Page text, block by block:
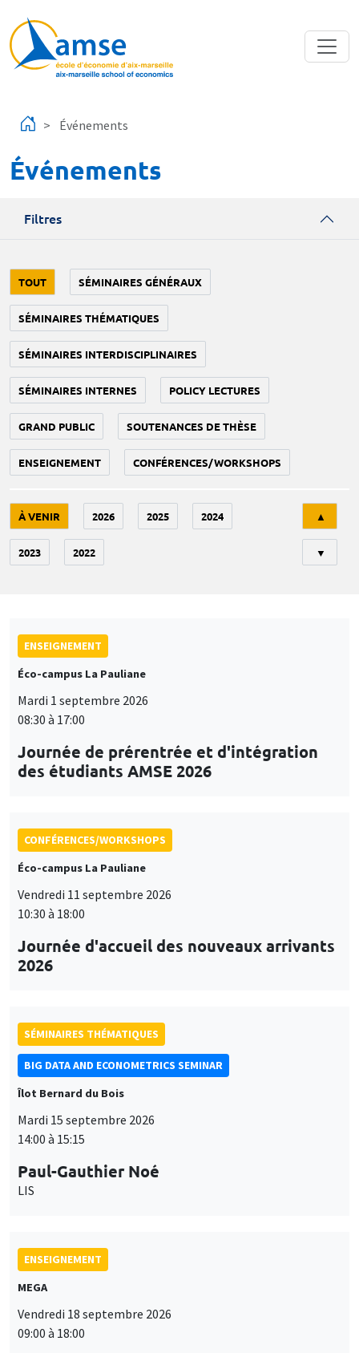
Événements
Événements
Filtres
TOUT SÉMINAIRES GÉNÉRAUX
SÉMINAIRES THÉMATIQUES
SÉMINAIRES INTERDISCIPLINAIRES
SÉMINAIRES INTERNES POLICY LECTURES
GRAND PUBLIC SOUTENANCES DE THÈSE
ENSEIGNEMENT CONFÉRENCES/WORKSHOPS
À VENIR 2026 2025 2024
2023 2022
▲
▼
ENSEIGNEMENT
Éco-campus La Pauliane
Mardi 1 septembre 2026
08:30 à 17:00
Journée de prérentrée et d'intégration
des étudiants AMSE 2026
CONFÉRENCES/WORKSHOPS
Éco-campus La Pauliane
Vendredi 11 septembre 2026
10:30 à 18:00
Journée d'accueil des nouveaux arrivants
2026
SÉMINAIRES THÉMATIQUES
BIG DATA AND ECONOMETRICS SEMINAR
Îlot Bernard du Bois
Mardi 15 septembre 2026
14:00 à 15:15
Paul-Gauthier Noé
LIS
ENSEIGNEMENT
MEGA
Vendredi 18 septembre 2026
09:00 à 18:00